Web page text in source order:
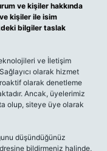
ve kişiler hakkında
kişiler ile isim
bilgiler taslak
ve İletişim
olarak hizmet
olarak denetleme
Ancak, üyelerimiz
olup, siteye üye olarak
düşündüğünüz
bildirmeniz halinde,